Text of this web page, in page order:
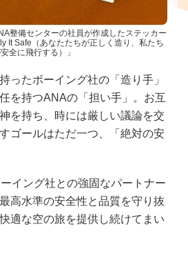
整備センターの社員が作成したステッカー
It Safe（あなたたちが正しく造り、私たち
全に飛行する）」
ったボーイング社の「造り手」
を持つANAの「担い手」。お互
を持ち、時には厳しい議論を交
ゴールはただ一つ、「絶対の安
イング社との強固なパートナー
高水準の安全性と品質を守り抜
適な空の旅を提供し続けてまい